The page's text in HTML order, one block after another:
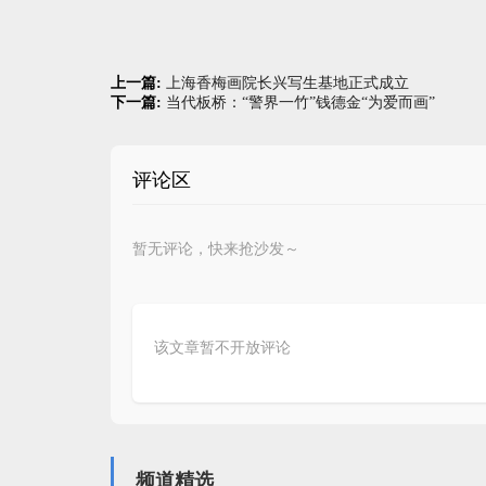
上一篇:
上海香梅画院长兴写生基地正式成立
下一篇: 当代板桥：“警界一竹”钱德金“为爱而画”
评论区
暂无评论，快来抢沙发～
该文章暂不开放评论
频道精选